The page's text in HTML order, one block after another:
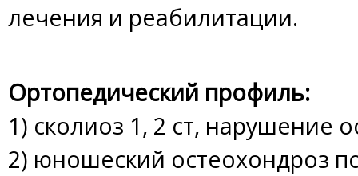
лечения и реабилитации.
Ортопедический профиль:
1) сколиоз 1, 2 ст, нарушение
2) юношеский остеохондроз